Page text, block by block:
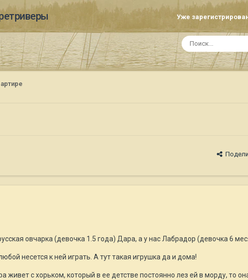
Уже
овчарка (девочка 1.5 года) Дара, а у нас Лабрадор (девочка 6
несется к ней играть. А тут такая игрушка да и дома!
с хорьком, который в ее детстве постоянно лез ей в морду, то